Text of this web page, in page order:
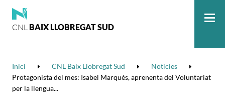
CNL BAIX LLOBREGAT SUD
Inici CNL Baix Llobregat Sud
Noticies
Protagonista del mes: Isabel Marqués, aprenenta del Voluntariat
per la llengua...